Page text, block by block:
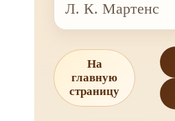
Л. К. Мартенс
На
главную
страницу